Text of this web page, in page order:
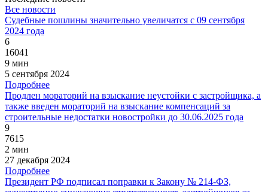
Все новости
Судебные пошлины значительно увеличатся с 09 сентября
2024 года
6
16041
9 мин
5 сентября 2024
Подробнее
Продлен мораторий на взыскание неустойки с застройщика, а
также введен мораторий на взыскание компенсаций за
строительные недостатки новостройки до 30.06.2025 года
9
7615
2 мин
27 декабря 2024
Подробнее
Президент РФ подписал поправки к Закону № 214-ФЗ,